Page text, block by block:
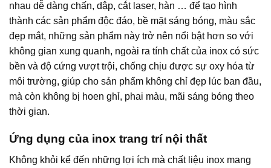
nhau dễ dàng chấn, dập, cắt laser, hàn … để tạo hình
thành các sản phẩm độc đáo, bề mặt sáng bóng, màu sắc
đẹp mắt, những sản phẩm này trở nên nổi bật hơn so với
không gian xung quanh, ngoài ra tính chất của inox có sức
bền và độ cứng vượt trội, chống chịu được sự oxy hóa từ
môi trường, giúp cho sản phẩm không chỉ đẹp lúc ban đầu,
mà còn không bị hoen ghỉ, phai màu, mãi sáng bóng theo
thời gian.
Ứng dụng của inox trang trí nội thất
Không khỏi kể đến những lợi ích mà chất liệu inox mang